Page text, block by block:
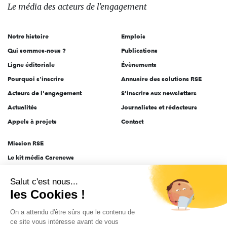
des
l'engagement
Le média des acteurs de l'engagement
Notre histoire
Qui sommes-nous ?
Ligne éditoriale
Pourquoi s'inscrire
Acteurs de l'engagement
Actualités
Appels à projets
Emplois
Publications
Évènements
Annuaire des solutions RSE
S'inscrire aux newsletters
Journalistes et rédacteurs
Contact
Mission RSE
Le kit média Carenews
AEF info
Novethic
PRODURABLE
Salut c'est nous...
les Cookies !
On a attendu d'être sûrs que le contenu de
ce site vous intéresse avant de vous